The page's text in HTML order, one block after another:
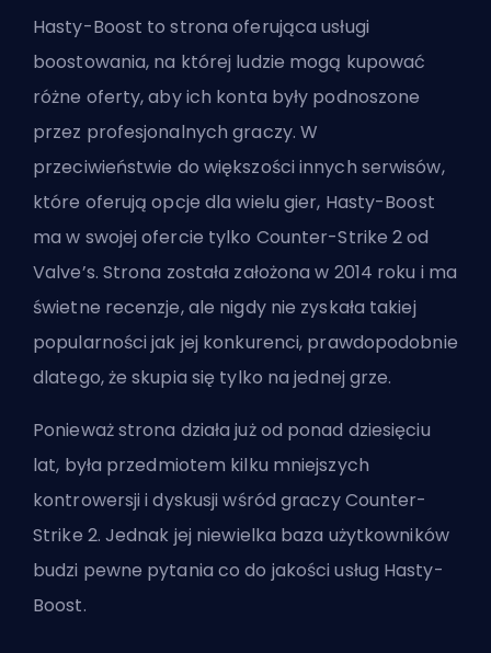
Hasty-Boost to strona oferująca usługi
boostowania, na której ludzie mogą kupować
różne oferty, aby ich konta były podnoszone
przez profesjonalnych graczy. W
przeciwieństwie do większości innych serwisów,
które oferują opcje dla wielu gier, Hasty-Boost
ma w swojej ofercie tylko Counter-Strike 2 od
Valve’s. Strona została założona w 2014 roku i ma
świetne recenzje, ale nigdy nie zyskała takiej
popularności jak jej konkurenci, prawdopodobnie
dlatego, że skupia się tylko na jednej grze.
Ponieważ strona działa już od ponad dziesięciu
lat, była przedmiotem kilku mniejszych
kontrowersji i dyskusji wśród graczy Counter-
Strike 2. Jednak jej niewielka baza użytkowników
budzi pewne pytania co do jakości usług Hasty-
Boost.